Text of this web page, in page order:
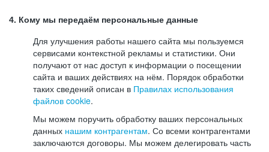
4. Кому мы передаём персональные данные
Для улучшения работы нашего сайта мы пользуемся
сервисами контекстной рекламы и статистики. Они
получают от нас доступ к информации о посещении
сайта и ваших действиях на нём. Порядок обработки
таких сведений описан в Правилах использования
файлов cookie.
Мы можем поручить обработку ваших персональных
данных нашим контрагентам. Со всеми контрагентами
заключаются договоры. Мы можем делегировать часть